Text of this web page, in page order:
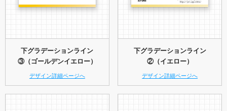
下グラデーションライン
③（ゴールデンイエロー）
デザイン詳細ページへ
下グラデーションライン
②（イエロー）
デザイン詳細ページへ